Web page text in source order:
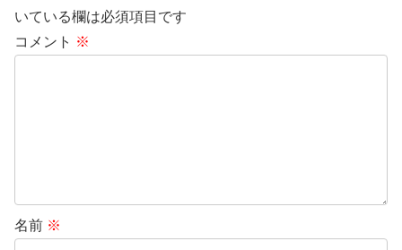
いている欄は必須項目です
コメント ※
名前 ※